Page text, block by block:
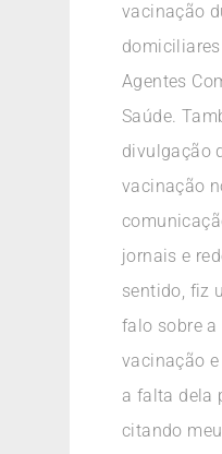
vacinação
Agentes
Saúde.
divulgação
vacinação
jornais e
sentido, fiz
falo sobre
vacinação
a falta dela
citando